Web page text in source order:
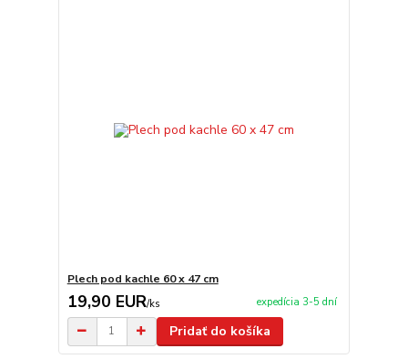
Plech pod kachle 60 x 47 cm
19,90 EUR/ks expedícia 3-5 dní
Pridať do košíka